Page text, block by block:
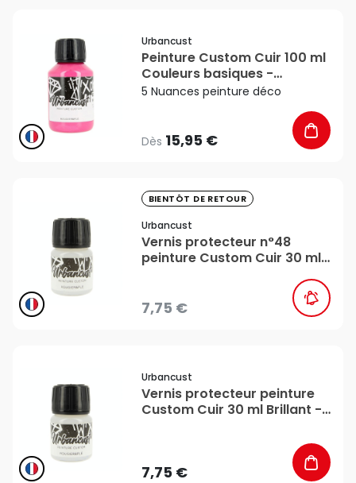
Urbancust
Peinture Custom Cuir 100 ml
Couleurs basiques -
Urbancust
5 Nuances peinture déco
Dès 15,95 €
BIENTÔT DE RETOUR
Urbancust
Vernis protecteur n°48
peinture Custom Cuir 30 ml
7,75 €
Urbancust
Vernis protecteur peinture
Custom Cuir 30 ml Brillant -
7,75 €